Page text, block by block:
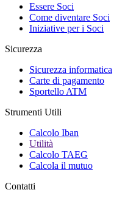
Essere Soci
Come diventare Soci
Iniziative per i Soci
Sicurezza
Sicurezza informatica
Carte di pagamento
Sportello ATM
Strumenti Utili
Calcolo Iban
Utilità
Calcolo TAEG
Calcola il mutuo
Contatti